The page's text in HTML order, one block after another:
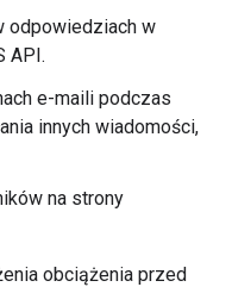
odpowiedziach w
API.
e-maili podczas
innych wiadomości,
na strony
obciążenia przed